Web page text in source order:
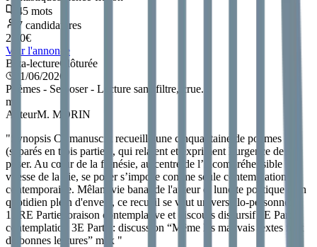
45 mots
7 candidatures
2.50€
Voir l'annonce
Bêta-lectureClôturée
21/06/2026
Poèmes - Se poser - Lecture sans filtre, crue.
m
AuteurM. MORIN
" Synopsis Ce manuscrit recueille une cinquantaine de poèmes
(séparés en trois parties), qui relatent et expriment l’urgence de se
poser. Au cœur de la frénésie, au centre de l’incompréhensible
vitesse de la vie, se poser s’impose comme seule contemplation
contemporaine. Mêlant vie banal de l'auteur et lunette poétique d'un
quotidien plein d'envers, ce recueil se veut universello-personnel.
1ERE Partie: oraison contemplative et discours discursif 2E Partie:
contemplation 3E Partie: discussion “Même les mauvais textes font
de bonnes lectures” max "